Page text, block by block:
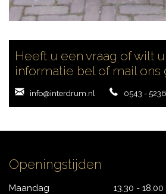
Heeft u een vraag of wilt
informatie bel of mail ons
info@interdrum.nl 0543 -
Openingstijden
Maandag
13.30 -